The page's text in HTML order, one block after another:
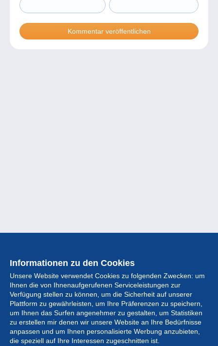
Informationen zu den Cookies
Unsere Website verwendet Cookies zu folgenden Zwecken: um
Ihnen die von Ihnenaufgerufenen Serviceleistungen zur
Verfügung stellen zu können, um die Sicherheit auf unserer
Plattform zu gewährleisten, um Ihre Präferenzen zu speichern,
um Ihnen das Surfen angenehmer zu gestalten, um Statistiken
zu erstellen mir denen wir unsere Website an Ihre Bedürfnisse
anpassen und um Ihnen personalisierte Werbung anzubieten,
die speziell auf Ihre Interessen zugeschnitten ist.
Sammlung